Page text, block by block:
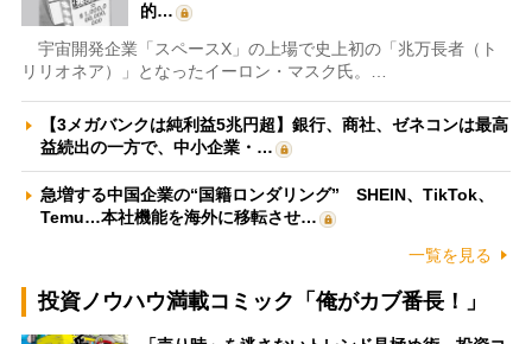
的…
宇宙開発企業「スペースX」の上場で史上初の「兆万長者（ト
リリオネア）」となったイーロン・マスク氏。…
【3メガバンクは純利益5兆円超】銀行、商社、ゼネコンは最高
益続出の一方で、中小企業・…
急増する中国企業の“国籍ロンダリング” SHEIN、TikTok、
Temu…本社機能を海外に移転させ…
一覧を見る
投資ノウハウ満載コミック「俺がカブ番長！」